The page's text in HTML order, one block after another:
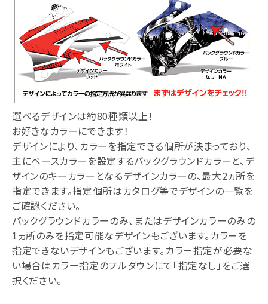
選べるデザインは約80種類以上！
お好きなカラーにできます！
デザインにより、カラーを指定できる個所が決まっており、
主にベースカラーを設定するバックグラウンドカラーと、デ
ザインのキーカラーとなるデザインカラーの、最大2ヵ所を
指定できます。指定個所はカタログ等でデザインの一覧を
ご確認ください。
バックグラウンドカラーのみ、またはデザインカラーのみの
1ヵ所のみを指定可能なデザインもございます。カラーを
指定できないデザインもございます。カラー指定が必要な
い場合はカラー指定のプルダウンにて「指定なし」をご選
択ください。